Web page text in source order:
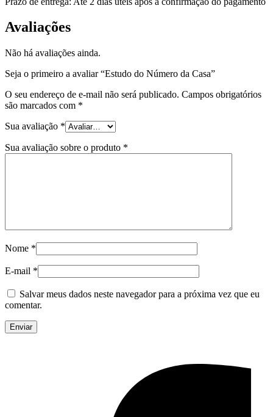
Avaliações
Não há avaliações ainda.
Seja o primeiro a avaliar “Estudo do Número da Casa”
O seu endereço de e-mail não será publicado. Campos obrigatórios
são marcados com *
Sua avaliação *
Sua avaliação sobre o produto *
Nome *
E-mail *
Salvar meus dados neste navegador para a próxima vez que eu
comentar.